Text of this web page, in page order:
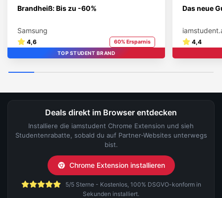
Brandheiß: Bis zu -60%
Samsung
4,6 60% Ersparnis
TOP STUDENT BRAND
Das neue
4,4
Deals direkt im Browser entdecken
Installiere die iamstudent Chrome Extension und sieh
Studentenrabatte, sobald du auf Partner-Websites unterwegs
bist.
Chrome Extension installieren
5/5 Sterne - Kostenlos, 100% DSGVO-konform in
Sekunden installiert.